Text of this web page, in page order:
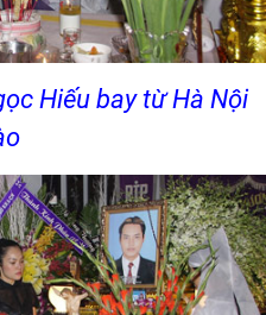
Hiếu bay từ Hà Nội